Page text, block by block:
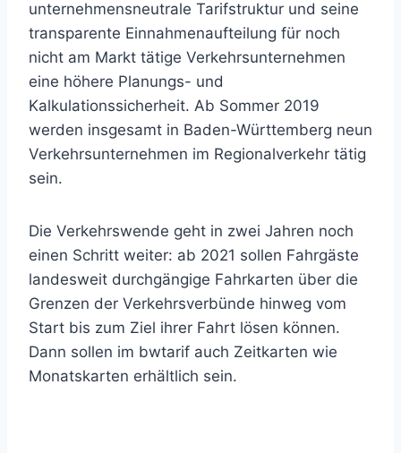
unternehmensneutrale Tarifstruktur und seine
transparente Einnahmenaufteilung für noch
nicht am Markt tätige Verkehrsunternehmen
eine höhere Planungs- und
Kalkulationssicherheit. Ab Sommer 2019
werden insgesamt in Baden-Württemberg neun
Verkehrsunternehmen im Regionalverkehr tätig
sein.
Die Verkehrswende geht in zwei Jahren noch
einen Schritt weiter: ab 2021 sollen Fahrgäste
landesweit durchgängige Fahrkarten über die
Grenzen der Verkehrsverbünde hinweg vom
Start bis zum Ziel ihrer Fahrt lösen können.
Dann sollen im bwtarif auch Zeitkarten wie
Monatskarten erhältlich sein.